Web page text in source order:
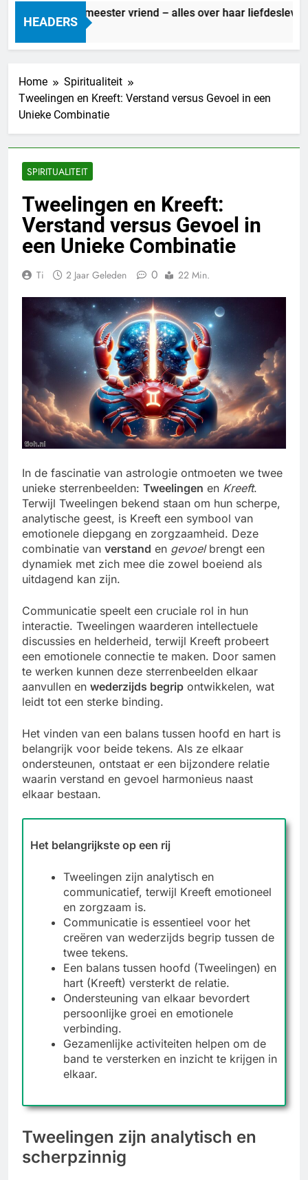
HEADERS
Marit Bouwmeester vriend – alles over haar liefdesleven
1 Dag Geleden
Home
Spiritualiteit
Tweelingen en Kreeft: Verstand versus Gevoel in een
Unieke Combinatie
SPIRITUALITEIT
Tweelingen en Kreeft:
Verstand versus Gevoel in
een Unieke Combinatie
Ti 2 Jaar Geleden 0 22 Min.
In de fascinatie van astrologie ontmoeten we twee
unieke sterrenbeelden: Tweelingen en Kreeft.
Terwijl Tweelingen bekend staan om hun scherpe,
analytische geest, is Kreeft een symbool van
emotionele diepgang en zorgzaamheid. Deze
combinatie van verstand en gevoelbrengt een
dynamiek met zich mee die zowel boeiend als
uitdagend kan zijn.
Communicatie speelt een cruciale rol in hun
interactie. Tweelingen waarderen intellectuele
discussies en helderheid, terwijl Kreeft probeert
een emotionele connectie te maken. Door samen
te werken kunnen deze sterrenbeelden elkaar
aanvullen en wederzijds begrip ontwikkelen, wat
leidt tot een sterke binding.
Het vinden van een balans tussen hoofd en hart is
belangrijk voor beide tekens. Als ze elkaar
ondersteunen, ontstaat er een bijzondere relatie
waarin verstand en gevoel harmonieus naast
elkaar bestaan.
Het belangrijkste op een rij
Tweelingen zijn analytisch en
communicatief, terwijl Kreeft emotioneel
en zorgzaam is.
Communicatie is essentieel voor het
creëren van wederzijds begrip tussen de
twee tekens.
Een balans tussen hoofd (Tweelingen) en
hart (Kreeft) versterkt de relatie.
Ondersteuning van elkaar bevordert
persoonlijke groei en emotionele
verbinding.
Gezamenlijke activiteiten helpen om de
band te versterken en inzicht te krijgen in
elkaar.
Tweelingen zijn analytisch en
scherpzinnig